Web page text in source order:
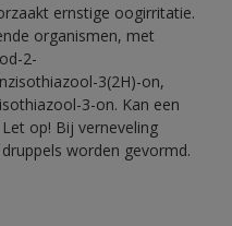
ernstige oogirritatie.
organismen, met
2-
3(2H)-on,
3-on. Kan een
op! Bij verneveling
worden gevormd.